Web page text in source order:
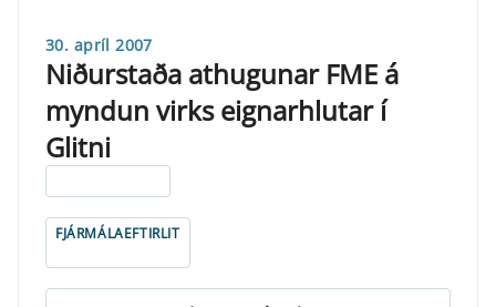
30. apríl 2007
Niðurstaða athugunar FME á
myndun virks eignarhlutar í
Glitni
FJÁRMÁLAEFTIRLIT